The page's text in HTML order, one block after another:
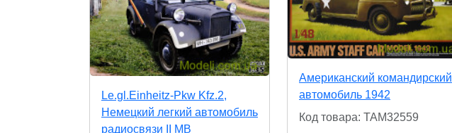
Le.gl.Einheitz-Pkw Kfz.2,
Немецкий легкий автомобиль
радиосвязи II МВ
Американский командирский
автомобиль 1942
Код товара: TAM32559